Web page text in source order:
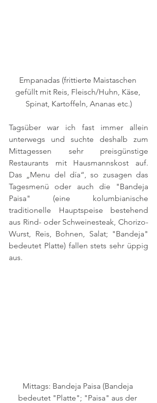
Empanadas (frittierte Maistaschen
gefüllt mit Reis, Fleisch/Huhn, Käse,
Spinat, Kartoffeln, Ananas etc.)
Tagsüber war ich fast immer allein
unterwegs und suchte deshalb zum
Mittagessen sehr preisgünstige
Restaurants mit Hausmannskost auf.
Das „Menu del día“, so zusagen das
Tagesmenü oder auch die "Bandeja
Paisa" (eine kolumbianische
traditionelle Hauptspeise bestehend
aus Rind- oder Schweinesteak, Chorizo-
Wurst, Reis, Bohnen, Salat; "Bandeja"
bedeutet Platte) fallen stets sehr üppig
aus.
Mittags: Bandeja Paisa (Bandeja
bedeutet "Platte"; "Paisa" aus der